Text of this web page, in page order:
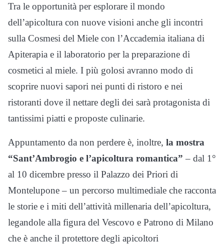
Tra le opportunità per esplorare il mondo
dell’apicoltura con nuove visioni anche gli incontri
sulla Cosmesi del Miele con l’Accademia italiana di
Apiterapia e il laboratorio per la preparazione di
cosmetici al miele. I più golosi avranno modo di
scoprire nuovi sapori nei punti di ristoro e nei
ristoranti dove il nettare degli dei sarà protagonista di
tantissimi piatti e proposte culinarie.
Appuntamento da non perdere è, inoltre, la mostra
“Sant’Ambrogio e l’apicoltura romantica” – dal 1°
al 10 dicembre presso il Palazzo dei Priori di
Montelupone – un percorso multimediale che racconta
le storie e i miti dell’attività millenaria dell’apicoltura,
legandole alla figura del Vescovo e Patrono di Milano
che è anche il protettore degli apicoltori